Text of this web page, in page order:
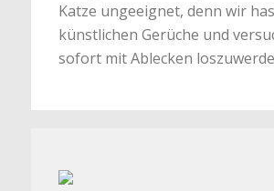
Katze ungeeignet, denn wir
künstlichen Gerüche und
sofort mit Ablecken